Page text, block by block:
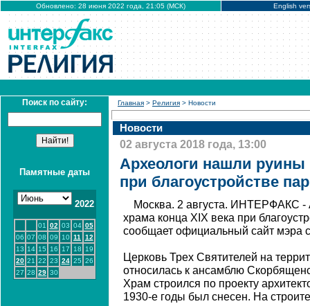
Обновлено: 28 июня 2022 года, 21:05 (МСК) English
Поиск по сайту:
Памятные даты
2022
01 02 03 04 05
06 07 08 09 10 11
12
13 14 15 16 17 18
19
20 21 22 23 24 25 26
27 28 29 30
Главная > Религия > Новости
Новости
02 августа 2018 года, 13:00
Археологи нашли руины
при благоустройстве
Москва. 2 августа. ИНТЕРФАКС -
храма конца XIX века при
сообщает официальный сайт мэра
Церковь Трех Святителей на
относилась к ансамблю
Храм строился по проекту
1930-е годы был снесен. На